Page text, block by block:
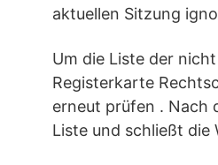
aktuellen Sitzung
Um die Liste der
Registerkarte
erneut prüfen . Nach
Liste und schließt die